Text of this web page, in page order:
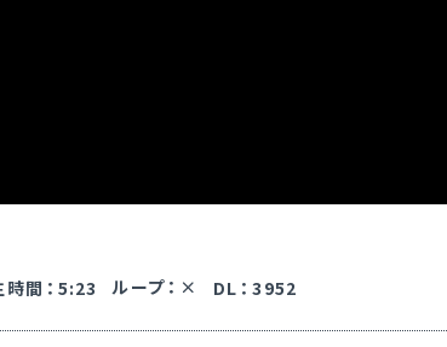
時間 ： 5:23 ループ ： DL ： 3952